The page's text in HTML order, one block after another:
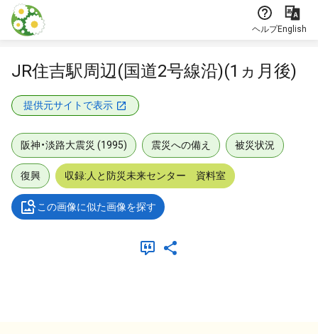
本文に飛ぶ
ヘルプEnglish
JR住吉駅周辺(国道2号線沿)(1ヵ月後)
提供元サイトで表示
阪神・淡路大震災 (1995) 震災への備え 被災状況
復興 収録:人と防災未来センター 資料室
この画像に似た画像を探す